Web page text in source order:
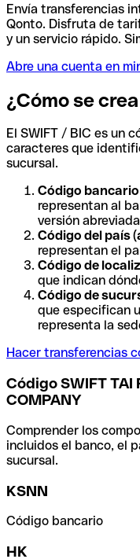
Envía transferencias
Qonto. Disfruta de
y un servicio rápido.
Abre una cuenta en
¿Cómo se
El SWIFT / BIC es un
caracteres que
sucursal.
Código
representan al
versión
Código del país
representan el
Código de
que indican
Código de
que especifican
representa la
Hacer transferencias
Código SWIFT TAI
COMPANY
Comprender los
incluidos el banco, el
sucursal.
KSNN
Código bancario
HK